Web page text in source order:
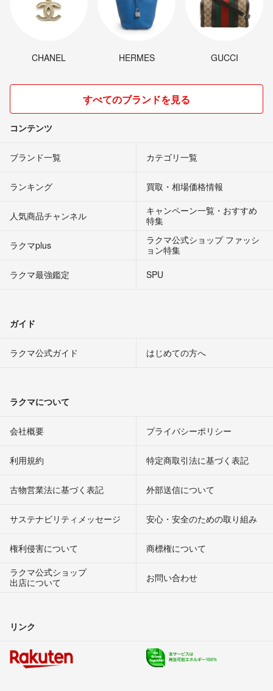
CHANEL HERMES GUCCI
すべてのブランドを見る
コンテンツ
ブランド一覧 カテゴリ一覧
ランキング 買取・相場価格情報
人気商品チャンネル
キャンペーン一覧・おすすめ
特集
ラクマplus
ラクマ公式ショップ ファッシ
ョン特集
ラクマ最強鑑定
SPU
ガイド
ラクマ公式ガイド はじめての方へ
ラクマについて
会社概要 プライバシーポリシー
利用規約 特定商取引法に基づく表記
古物営業法に基づく表記 外部送信について
サステナビリティメッセージ 安心・安全のための取り組み
権利侵害について
商標権について
ラクマ公式ショップ
出店について
お問い合わせ
リンク